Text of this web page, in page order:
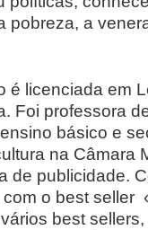
pobreza, a
é licenciada em
Foi professora
básico e
na Câmara
de publicidade.
o best seller
best